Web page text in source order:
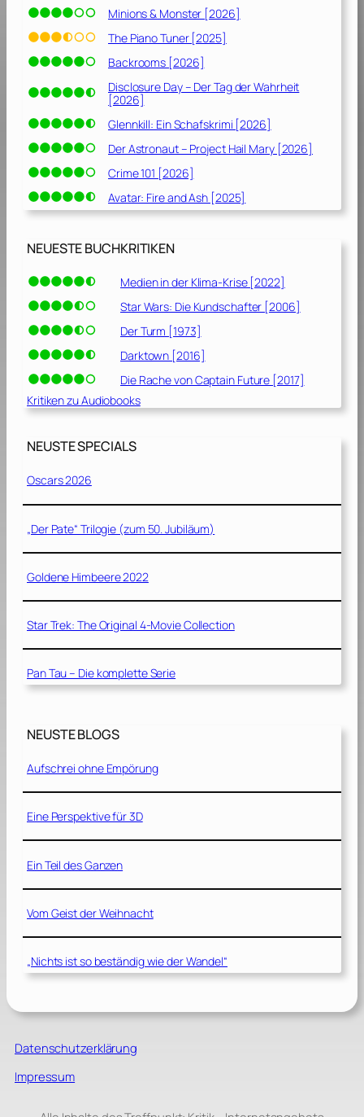
Minions & Monster [2026]
The Piano Tuner [2025]
Backrooms [2026]
Disclosure Day – Der Tag der Wahrheit
[2026]
Glennkill: Ein Schafskrimi [2026]
Der Astronaut – Project Hail Mary [2026]
Crime 101 [2026]
Avatar: Fire and Ash [2025]
NEUESTE BUCHKRITIKEN
Medien in der Klima-Krise [2022]
Star Wars: Die Kundschafter [2006]
Der Turm [1973]
Darktown [2016]
Die Rache von Captain Future [2017]
Kritiken zu Audiobooks
NEUSTE SPECIALS
Oscars 2026
„Der Pate“ Trilogie (zum 50. Jubiläum)
Goldene Himbeere 2022
Star Trek: The Original 4-Movie Collection
Pan Tau – Die komplette Serie
NEUSTE BLOGS
Aufschrei ohne Empörung
Eine Perspektive für 3D
Ein Teil des Ganzen
Vom Geist der Weihnacht
„Nichts ist so beständig wie der Wandel“
Datenschutzerklärung
Impressum